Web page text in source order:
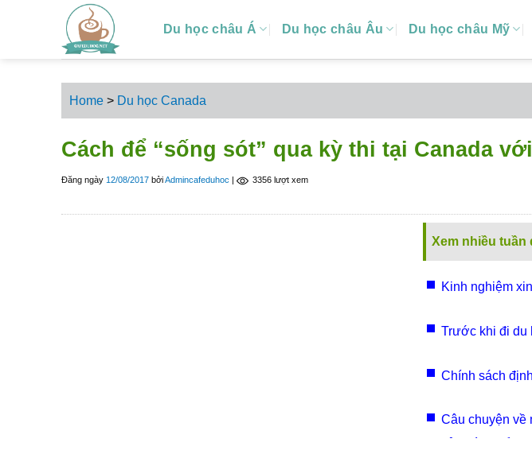
Du học châu Á Du học châu Âu Du học châu Mỹ
Home > Du học Canada
Cách để “sống sót” qua kỳ thi tại Canada
Đăng ngày 12/08/2017 bởiAdmincafeduhoc 3356 lượt xem
Xem nhiều tuần
Kinh nghiệm
Trước khi đi du
Chính sách
Câu chuyện về